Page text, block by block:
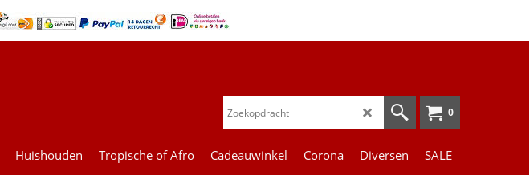
0
Huishouden Tropische of Afro Cadeauwinkel Corona Diversen SALE